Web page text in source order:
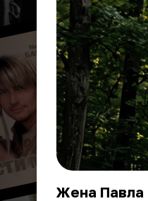
Жена Павла